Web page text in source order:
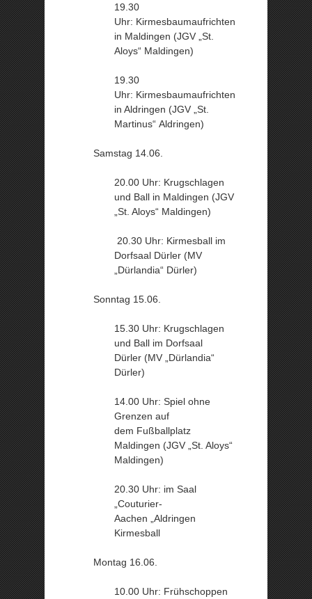
19.30
Uhr: Kirmesbaumaufrichten
in Maldingen (JGV „St.
Aloys“ Maldingen)
19.30
Uhr: Kirmesbaumaufrichten
in Aldringen (JGV „St.
Martinus“ Aldringen)
Samstag 14.06.
20.00 Uhr: Krugschlagen
und Ball in Maldingen (JGV
„St. Aloys“ Maldingen)
20.30 Uhr: Kirmesball im
Dorfsaal Dürler (MV
„Dürlandia“ Dürler)
Sonntag 15.06.
15.30 Uhr: Krugschlagen
und Ball im Dorfsaal
Dürler (MV „Dürlandia“
Dürler)
14.00 Uhr: Spiel ohne
Grenzen auf
dem Fußballplatz
Maldingen (JGV „St. Aloys“
Maldingen)
20.30 Uhr: im Saal
„Couturier-
Aachen „Aldringen
Kirmesball
Montag 16.06.
10.00 Uhr: Frühschoppen